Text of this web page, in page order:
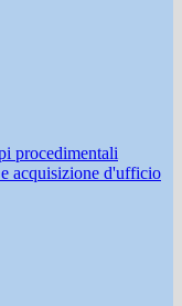
procedimentali
acquisizione d'ufficio